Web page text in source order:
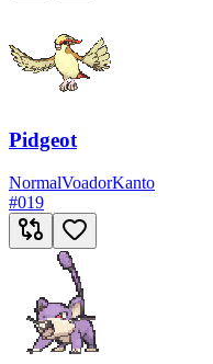
Pidgeot
NormalVoadorKanto
#019